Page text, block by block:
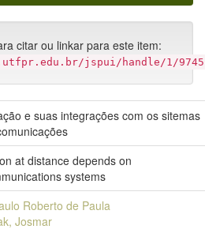
citar ou linkar para este item:
jspui/handle/1/9745
e suas integrações com os sitemas
at distance depends on
systems
Roberto de Paula
Josmar